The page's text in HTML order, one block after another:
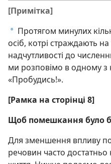
[Примітка]
a Протягом минулих
осіб, котрі страждають
надчутливості до
ми розповімо в одному з
«Пробудись!».
[Рамка на сторінці 8]
Щоб помешкання було
Для зменшення впливу
речовин часто достатньо